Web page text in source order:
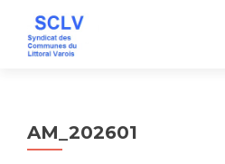
AM_202601